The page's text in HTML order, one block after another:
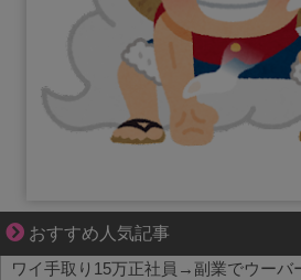
おすすめ人気記事
ゾッとして、ほろりとする奇妙な物語。